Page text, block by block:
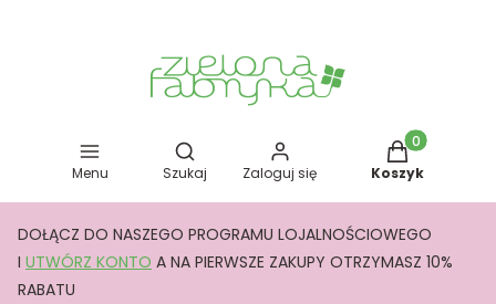
Menu
Otwórz wyszukiwarkę
Szukaj Zaloguj się
Produkty w
Koszyk
DOŁĄCZ DO NASZEGO PROGRAMU LOJALNOŚCIOWEGO
I UTWÓRZ KONTO A NA PIERWSZE ZAKUPY OTRZYMASZ 10%
RABATU